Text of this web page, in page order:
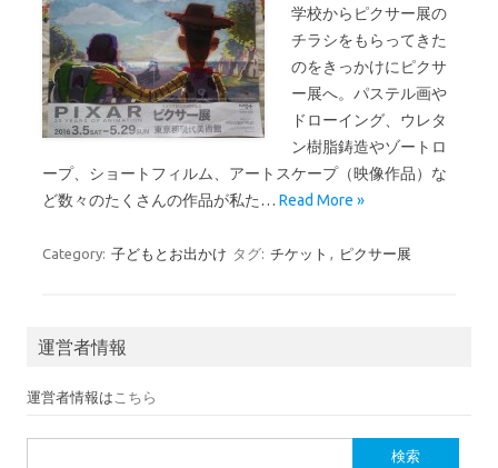
学校からピクサー展の
チラシをもらってきた
のをきっかけにピクサ
ー展へ。パステル画や
ドローイング、ウレタ
ン樹脂鋳造やゾートロ
ープ、ショートフィルム、アートスケープ（映像作品）な
ど数々のたくさんの作品が私た… Read More »
Category: 子どもとお出かけ タグ: チケット , ピクサー展
運営者情報
運営者情報は こちら